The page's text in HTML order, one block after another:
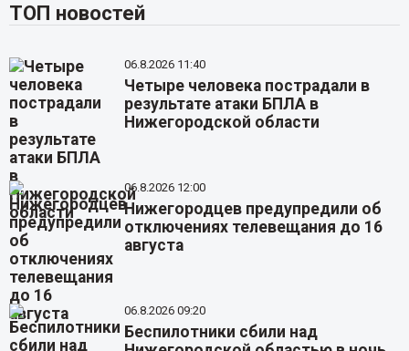
ТОП новостей
06.8.2026 11:40
Четыре человека пострадали в
результате атаки БПЛА в
Нижегородской области
06.8.2026 12:00
Нижегородцев предупредили об
отключениях телевещания до 16
августа
06.8.2026 09:20
Беспилотники сбили над